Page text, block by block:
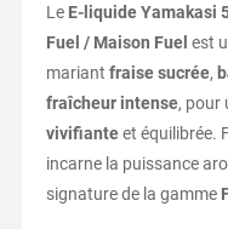
Le E-liquide Yamakasi
Fuel / Maison Fuel est
mariant fraise sucrée,
fraîcheur intense, pour
vivifianteet équilibrée.
incarne la puissance
signature de la gamme